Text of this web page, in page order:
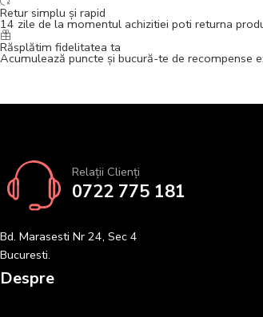
Retur simplu și rapid
14 zile de la momentul achizitiei poti returna
Răsplătim fidelitatea ta
Acumulează puncte și bucură-te de recompense
Relații Clienți
0722 775 181
Bd. Marasesti Nr 24, Sec 4
Bucuresti.
Despre